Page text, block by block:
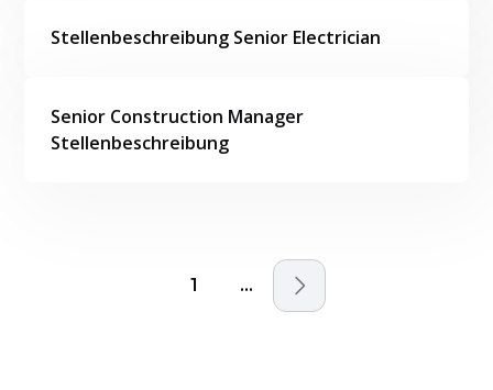
Stellenbeschreibung Senior Electrician
Senior Construction Manager
Stellenbeschreibung
1 ...